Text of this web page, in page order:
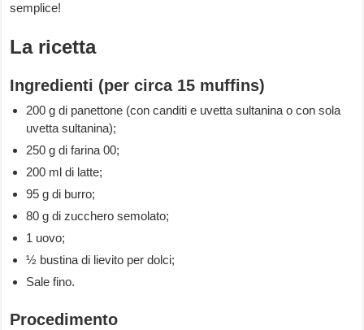
semplice!
La ricetta
Ingredienti (per circa 15 muffins)
200 g di panettone (con canditi e uvetta sultanina o con sola
uvetta sultanina);
250 g di farina 00;
200 ml di latte;
95 g di burro;
80 g di zucchero semolato;
1 uovo;
½ bustina di lievito per dolci;
Sale fino.
Procedimento